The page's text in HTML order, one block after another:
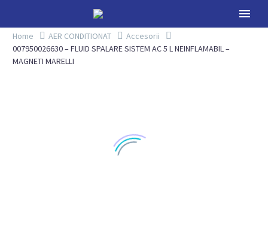
Home AER CONDITIONAT
Accesorii
007950026630 – FLUID SPALARE SISTEM AC 5 L NEINFLAMABIL –
MAGNETI MARELLI